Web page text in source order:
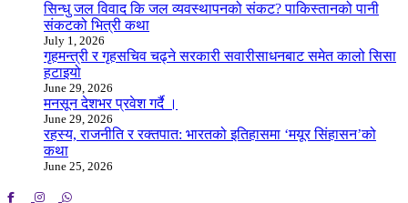
सिन्धु जल विवाद कि जल व्यवस्थापनको संकट? पाकिस्तानको पानी
संकटको भित्री कथा
July 1, 2026
गृहमन्त्री र गृहसचिव चढ्ने सरकारी सवारीसाधनबाट समेत कालो सिसा
हटाइयो
June 29, 2026
मनसून देशभर प्रवेश गर्दै ।
June 29, 2026
रहस्य, राजनीति र रक्तपात: भारतको इतिहासमा ‘मयूर सिंहासन’को
कथा
June 25, 2026